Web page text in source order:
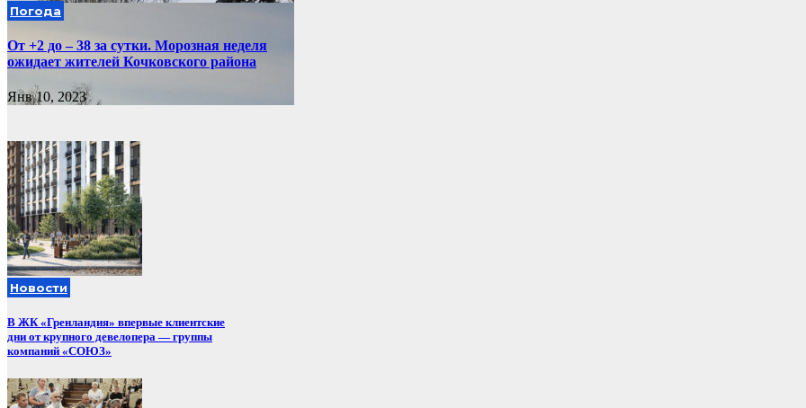
Погода
От +2 до – 38 за сутки. Морозная неделя
ожидает жителей Кочковского района
Янв 10, 2023
Новости
В ЖК «Гренландия» впервые клиентские
дни от крупного девелопера — группы
компаний «СОЮЗ»